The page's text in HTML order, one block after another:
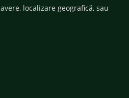
localizare geografică, sau